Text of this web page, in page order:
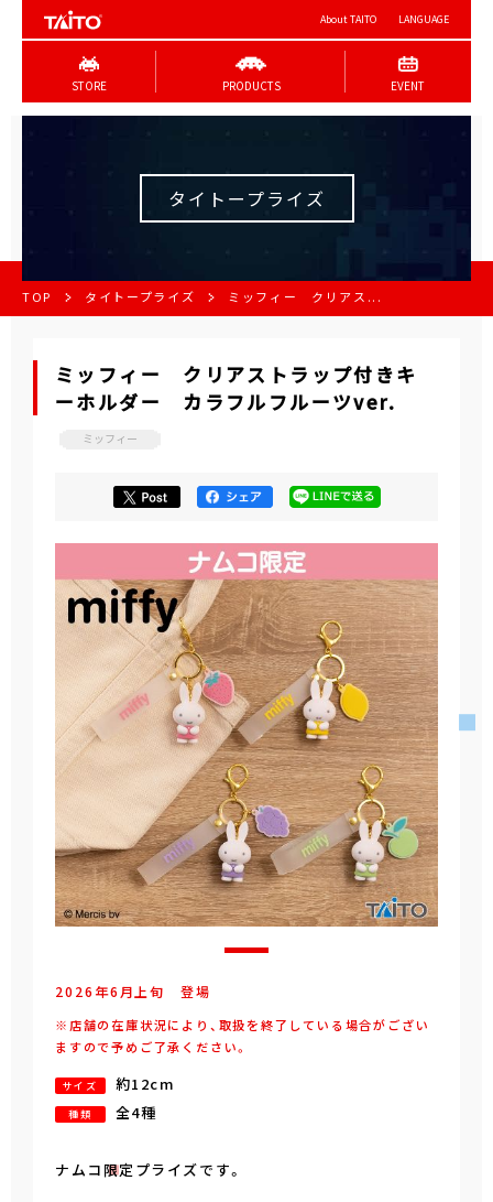
About TAITO LANGUAGE
STORE PRODUCTS EVENT
タイトープライズ
TOP タイトープライズ ミッフィー クリアス...
ミッフィー クリアストラップ付きキ
ーホルダー カラフルフルーツver.
ミッフィー
2026年6 月 上旬 登場
※店舗の在庫状況により、取扱を終了している場合がござい
ますので予めご了承ください。
サイズ 約12cm
種類 全4種
ナムコ限定プライズです。